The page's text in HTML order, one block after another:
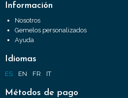
Información
Nosotros
Gemelos personalizados
Ayuda
Idiomas
ES EN FR IT
Métodos de pago